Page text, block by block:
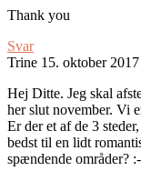
Thank you
Svar
Trine 15. oktober
Hej Ditte. Jeg skal
her slut november. Vi
Er der et af de 3
bedst til en lidt
spændende områder?